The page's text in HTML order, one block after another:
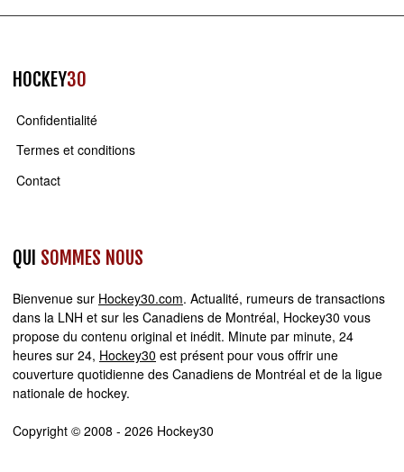
HOCKEY30
Confidentialité
Termes et conditions
Contact
QUI SOMMES NOUS
Bienvenue sur Hockey30.com. Actualité, rumeurs de transactions
dans la LNH et sur les Canadiens de Montréal, Hockey30 vous
propose du contenu original et inédit. Minute par minute, 24
heures sur 24, Hockey30 est présent pour vous offrir une
couverture quotidienne des Canadiens de Montréal et de la ligue
nationale de hockey.
Copyright © 2008 - 2026 Hockey30